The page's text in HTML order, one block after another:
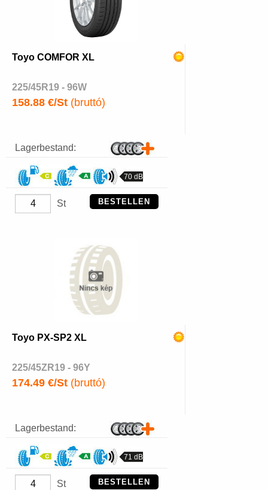
Toyo COMFOR XL
225/45R19 - 96W
158.88 €/St (bruttó)
Lagerbestand:
70 dB
St BESTELLEN
Toyo PX-SP2 XL
225/45ZR19 - 96Y
174.49 €/St (bruttó)
Lagerbestand:
71 dB
St BESTELLEN